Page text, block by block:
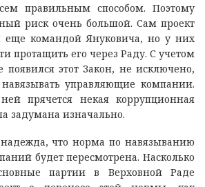
правильным способом. Поэтому
риск очень большой. Сам проект
еще командой Януковича, но у них
протащить его через Раду. С учетом
появился этот Закон, не исключено,
управляющие компании.
прячется некая коррупционная
задумана изначально.
что норма по навязыванию
будет пересмотрена. Насколько
партии в Верховной Раде